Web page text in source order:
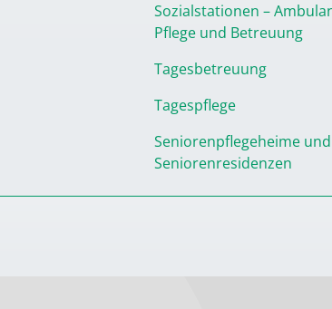
Sozialstationen –
Pflege und Betreuung
Tagesbetreuung
Tagespflege
Seniorenpflegeheime und
Seniorenresidenzen